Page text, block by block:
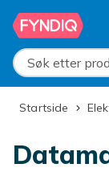
Hopp til
Søk etter
Startside